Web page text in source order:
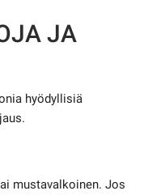
JA
hyödyllisiä
mustavalkoinen. Jos